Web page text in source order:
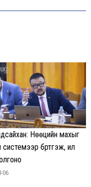
Нөөцийн махыг
системээр бүртгэж, ил
06